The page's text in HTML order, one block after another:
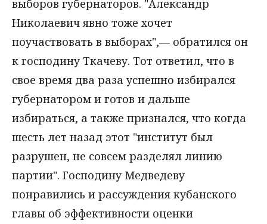
выборов губернаторов. "Александр
Николаевич явно тоже хочет
поучаствовать в выборах",— обратился он
к господину Ткачеву. Тот ответил, что в
свое время два раза успешно избирался
губернатором и готов и дальше
избираться, а также признался, что когда
шесть лет назад этот "институт был
разрушен, не совсем разделял линию
партии". Господину Медведеву
понравились и рассуждения кубанского
главы об эффективности оценки